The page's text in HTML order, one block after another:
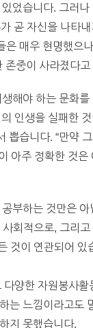
었습니다. 그러
곧 자신을 나타
은 매우 현명했으
존중이 사라졌다고
해야 하는 문화
인생을 실패한
뽑습니다. “만약
아주 정확한 것
부하는 것만은
회적으로, 그리
것이 연관되어
양한 자원봉사
는 느낌이라고도
지 못했습니다.